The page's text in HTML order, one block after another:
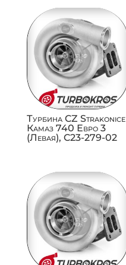
Турбина CZ Strakonice
Камаз 740 Евро 3
(Левая), C23-279-02